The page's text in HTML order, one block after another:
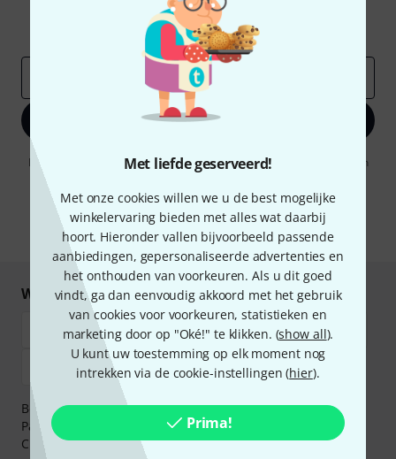
Met liefde geserveerd!
Met onze cookies willen we u de best mogelijke
winkelervaring bieden met alles wat daarbij
hoort. Hieronder vallen bijvoorbeeld passende
aanbiedingen, gepersonaliseerde advertenties en
het onthouden van voorkeuren. Als u dit goed
vindt, ga dan eenvoudig akkoord met het gebruik
van cookies voor voorkeuren, statistieken en
marketing door op "Oké!" te klikken. (show all).
U kunt uw toestemming op elk moment nog
intrekken via de cookie-instellingen (hier).
Prima!
Inspirerende bijdragen
Thomann-inzichten
Registreer nu
Door op "Registreer nu" te klikken, gaat u akkoord met het ontvangen
van e-mailreclame. U kunt zich op elk moment afmelden. Meer
informatie over de nieuwsbrief vindt u in onze
richtlijn
gegevensbescherming.
* Benodigd
Winkel en betaal veilig
Betaalt u veilig en vertrouwd met Bankoverschrijving,
PayPal, iDEAL,
Klarna Betaal Nu,Klarna Betaal in 3
Creditcard.